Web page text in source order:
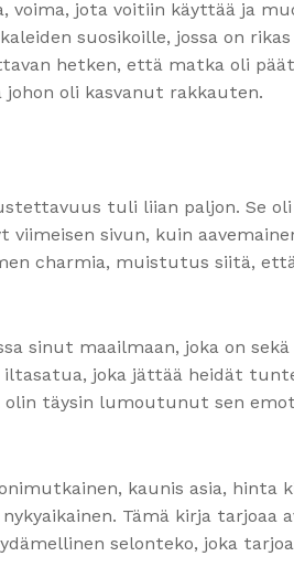
jota voitiin käyttää ja
suosikoille, jossa on
hetken, että matka oli
oli kasvanut rakkauten.
tuli liian paljon. Se
sivun, kuin
charmia, muistutus siitä,
sinut maailmaan, joka on
joka jättää heidät
täysin lumoutunut sen
kaunis asia, hinta
Tämä kirja tarjoaa
selonteko, joka